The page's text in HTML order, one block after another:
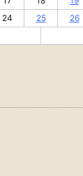
24 25 26